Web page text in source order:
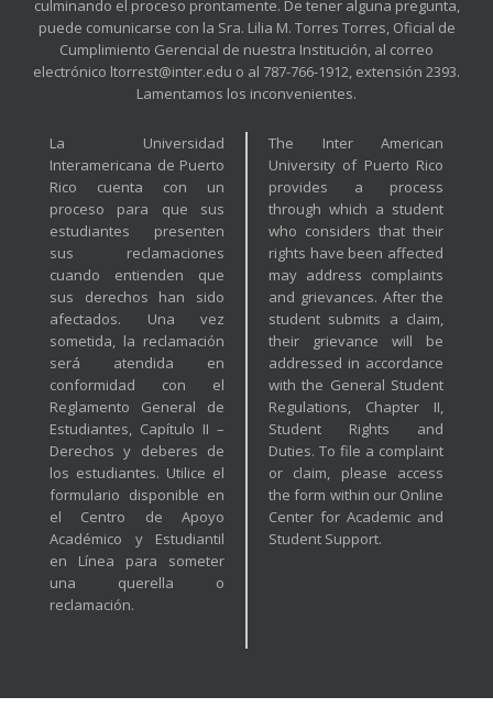
culminando el proceso prontamente. De tener alguna pregunta,
puede comunicarse con la Sra. Lilia M. Torres Torres, Oficial de
Cumplimiento Gerencial de nuestra Institución, al correo
electrónico ltorrest@inter.edu o al 787-766-1912, extensión 2393.
Lamentamos los inconvenientes.
La Universidad
Interamericana de Puerto
Rico cuenta con un
proceso para que sus
estudiantes presenten
sus reclamaciones
cuando entienden que
sus derechos han sido
afectados. Una vez
sometida, la reclamación
será atendida en
conformidad con el
Reglamento General de
Estudiantes, Capítulo II –
Derechos y deberes de
los estudiantes. Utilice el
formulario disponible en
el Centro de Apoyo
Académico y Estudiantil
en Línea para someter
una querella o
reclamación.
The Inter American
University of Puerto Rico
provides a process
through which a student
who considers that their
rights have been affected
may address complaints
and grievances. After the
student submits a claim,
their grievance will be
addressed in accordance
with the General Student
Regulations, Chapter II,
Student Rights and
Duties. To file a complaint
or claim, please access
the form within our Online
Center for Academic and
Student Support.